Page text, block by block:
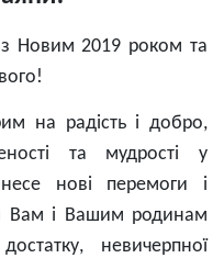
Новим 2019 роком та
на радість і добро,
та мудрості у
нові перемоги і
Вам і Вашим родинам
невичерпної